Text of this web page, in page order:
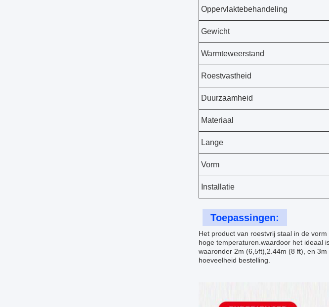
Oppervlaktebehandeling
Gewicht
Warmteweerstand
Roestvastheid
Duurzaamheid
Materiaal
Lange
Vorm
Installatie
Toepassingen:
Het product van roestvrij staal in de
hoge temperaturen.waardoor het ideaal
waaronder 2m (6,5ft),2.44m (8 ft), en
hoeveelheid bestelling.